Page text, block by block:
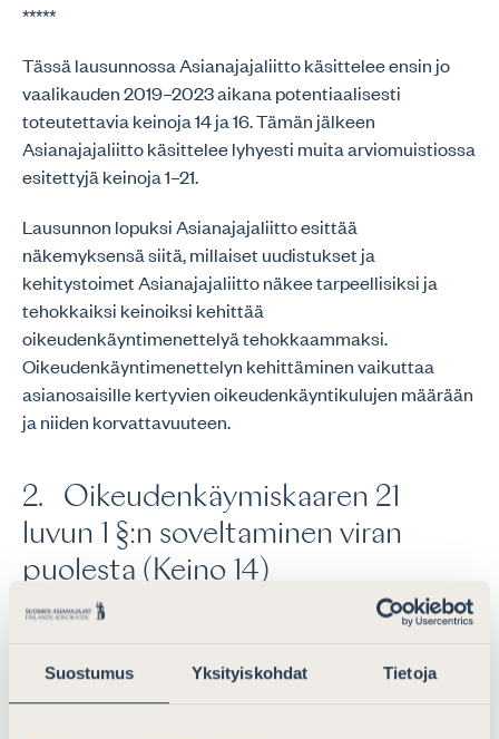
Suostumus Yksityiskohdat Tietoja
*****
Tässä lausunnossa Asianajajaliitto käsittelee ensin jo
vaalikauden 2019–2023 aikana potentiaalisesti
toteutettavia keinoja 14 ja 16. Tämän jälkeen
Asianajajaliitto käsittelee lyhyesti muita arviomuistiossa
esitettyjä keinoja 1–21.
Lausunnon lopuksi Asianajajaliitto esittää
näkemyksensä siitä, millaiset uudistukset ja
kehitystoimet Asianajajaliitto näkee tarpeellisiksi ja
tehokkaiksi keinoiksi kehittää
oikeudenkäyntimenettelyä tehokkaammaksi.
Oikeudenkäyntimenettelyn kehittäminen vaikuttaa
asianosaisille kertyvien oikeudenkäyntikulujen määrään
ja niiden korvattavuuteen.
2. Oikeudenkäymiskaaren 21
luvun 1 §:n soveltaminen viran
puolesta (Keino 14)
Asianajajaliiton mielestä esitetty
puolesta) on lähtökohtaisesti hyväksyttävä ja jopa
kannatettava riita-asioissa, joissa toinen tai molemmat